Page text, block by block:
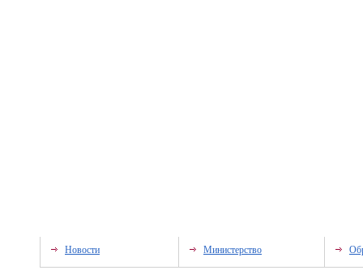
Новости Министерство